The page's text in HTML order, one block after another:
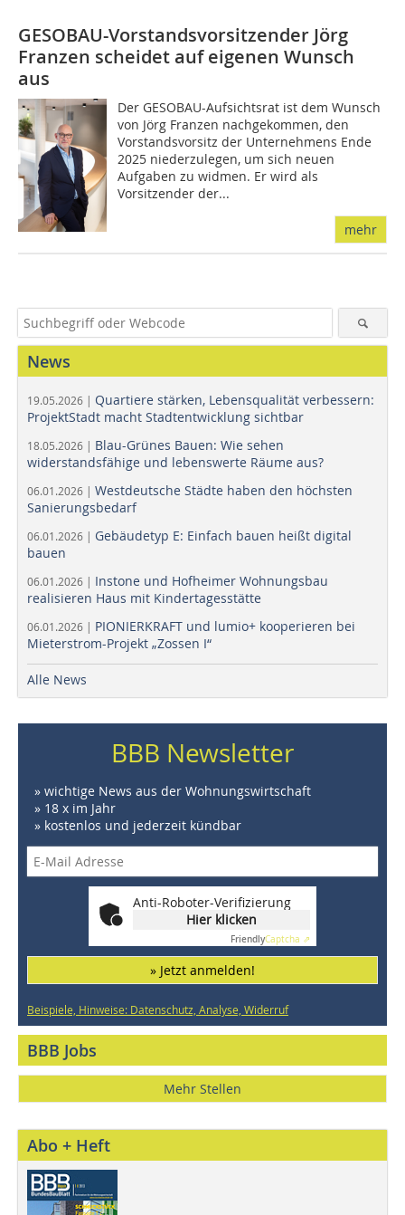
GESOBAU-Vorstandsvorsitzender Jörg
Franzen scheidet auf eigenen Wunsch
aus
Der GESOBAU-Aufsichtsrat ist dem Wunsch
von Jörg Franzen nachgekommen, den
Vorstandsvorsitz der Unternehmens Ende
2025 niederzulegen, um sich neuen
Aufgaben zu widmen. Er wird als
Vorsitzender der...
mehr
News
19.05.2026 | Quartiere stärken, Lebensqualität verbessern:
ProjektStadt macht Stadtentwicklung sichtbar
18.05.2026 | Blau-Grünes Bauen: Wie sehen
widerstandsfähige und lebenswerte Räume aus?
06.01.2026 | Westdeutsche Städte haben den höchsten
Sanierungsbedarf
06.01.2026 | Gebäudetyp E: Einfach bauen heißt digital
bauen
06.01.2026 | Instone und Hofheimer Wohnungsbau
realisieren Haus mit Kindertagesstätte
06.01.2026 | PIONIERKRAFT und lumio+ kooperieren bei
Mieterstrom-Projekt „Zossen I“
Alle News
BBB Newsletter
» wichtige News aus der Wohnungswirtschaft
» 18 x im Jahr
» kostenlos und jederzeit kündbar
Anti-Roboter-Verifizierung
Hier klicken
FriendlyCaptcha ⇗
» Jetzt anmelden!
Beispiele, Hinweise: Datenschutz, Analyse, Widerruf
BBB Jobs
Mehr Stellen
Abo + Heft